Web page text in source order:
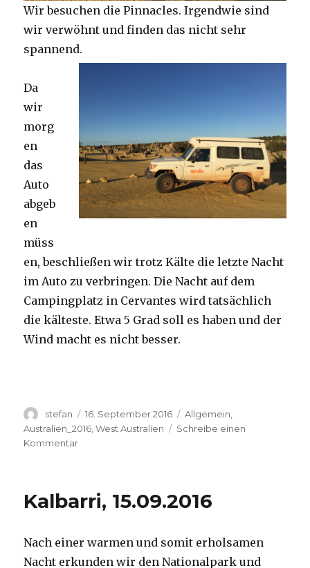
Wir besuchen die Pinnacles. Irgendwie sind
wir verwöhnt und finden das nicht sehr
spannend.
Da
wir
morg
en
das
Auto
abgeb
en
müss
en, beschließen wir trotz Kälte die letzte Nacht
im Auto zu verbringen. Die Nacht auf dem
Campingplatz in Cervantes wird tatsächlich
die kälteste. Etwa 5 Grad soll es haben und der
Wind macht es nicht besser.
Autor
stefan
Veröffentlicht
am
16. September 2016 Kategorien
Allgemein
Australien_2016 ,West Australien
Schreibe einen
Kommentarzu
Kalbarri, 15.09.2016
Nach einer warmen und somit erholsamen
Nacht erkunden wir den Nationalpark und